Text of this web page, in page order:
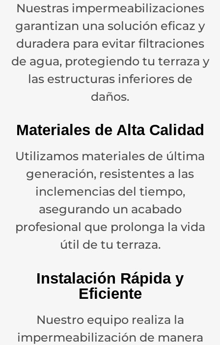
Nuestras impermeabilizaciones
garantizan una solución eficaz y
duradera para evitar filtraciones
de agua, protegiendo tu terraza y
las estructuras inferiores de
daños.
Materiales de Alta Calidad
Utilizamos materiales de última
generación, resistentes a las
inclemencias del tiempo,
asegurando un acabado
profesional que prolonga la vida
útil de tu terraza.
Instalación Rápida y
Eficiente
Nuestro equipo realiza la
impermeabilización de manera